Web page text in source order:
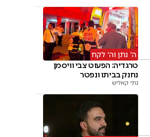
ה' נתן וה' לקח
טרגדיה: הפעוט צבי וויסמן
נחנק בביתו ונפטר
נתי קאליש